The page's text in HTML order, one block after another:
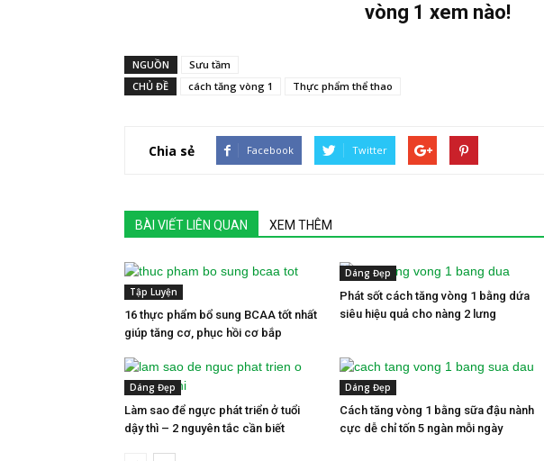
vòng 1 xem nào!
NGUỒN
Sưu tầm
CHỦ ĐỀ
cách tăng vòng 1 Thực phẩm thể thao
Chia sẻ Facebook Twitter
BÀI VIẾT LIÊN QUAN XEM THÊM
Tập Luyện
16 thực phẩm bổ sung BCAA tốt nhất
giúp tăng cơ, phục hồi cơ bắp
Dáng Đẹp
Phát sốt cách tăng vòng 1 bằng dứa
siêu hiệu quả cho nàng 2 lưng
Dáng Đẹp
Làm sao để ngực phát triển ở tuổi
dậy thì – 2 nguyên tắc cần biết
Dáng Đẹp
Cách tăng vòng 1 bằng sữa đậu nành
cực dễ chỉ tốn 5 ngàn mỗi ngày